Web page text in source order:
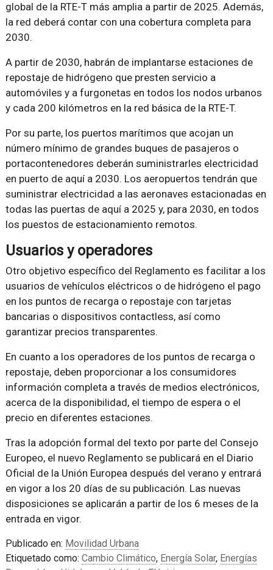
global de la RTE-T más amplia a partir de 2025. Además,
la red deberá contar con una cobertura completa para
2030.
A partir de 2030, habrán de implantarse estaciones de
repostaje de hidrógeno que presten servicio a
automóviles y a furgonetas en todos los nodos urbanos
y cada 200 kilómetros en la red básica de la RTE-T.
Por su parte, los puertos marítimos que acojan un
número mínimo de grandes buques de pasajeros o
portacontenedores deberán suministrarles electricidad
en puerto de aquí a 2030. Los aeropuertos tendrán que
suministrar electricidad a las aeronaves estacionadas en
todas las puertas de aquí a 2025 y, para 2030, en todos
los puestos de estacionamiento remotos.
Usuarios y operadores
Otro objetivo específico del Reglamento es facilitar a los
usuarios de vehículos eléctricos o de hidrógeno el pago
en los puntos de recarga o repostaje con tarjetas
bancarias o dispositivos contactless, así como
garantizar precios transparentes.
En cuanto a los operadores de los puntos de recarga o
repostaje, deben proporcionar a los consumidores
información completa a través de medios electrónicos,
acerca de la disponibilidad, el tiempo de espera o el
precio en diferentes estaciones.
Tras la adopción formal del texto por parte del Consejo
Europeo, el nuevo Reglamento se publicará en el Diario
Oficial de la Unión Europea después del verano y entrará
en vigor a los 20 días de su publicación. Las nuevas
disposiciones se aplicarán a partir de los 6 meses de la
entrada en vigor.
Publicado en: Movilidad Urbana
Etiquetado como: Cambio Climático, Energía Solar, Energías